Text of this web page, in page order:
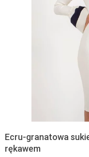
Ecru-granatowa
rękawem